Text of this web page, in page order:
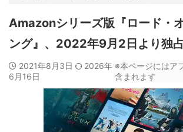
Amazonシリーズ版『ロード・
ング』、2022年9月2日より独
2021年8月3日
2026年
6月16日
※本ページにはア
含まれます